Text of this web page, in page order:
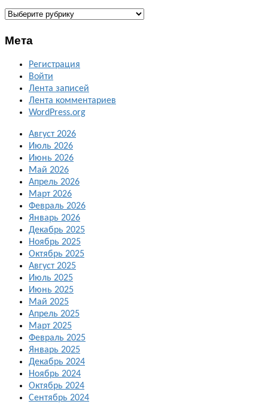
ГАЛЕРЕИ
Мета
Регистрация
Войти
Лента записей
Лента комментариев
WordPress.org
Август 2026
Июль 2026
Июнь 2026
Май 2026
Апрель 2026
Март 2026
Февраль 2026
Январь 2026
Декабрь 2025
Ноябрь 2025
Октябрь 2025
Август 2025
Июль 2025
Июнь 2025
Май 2025
Апрель 2025
Март 2025
Февраль 2025
Январь 2025
Декабрь 2024
Ноябрь 2024
Октябрь 2024
Сентябрь 2024